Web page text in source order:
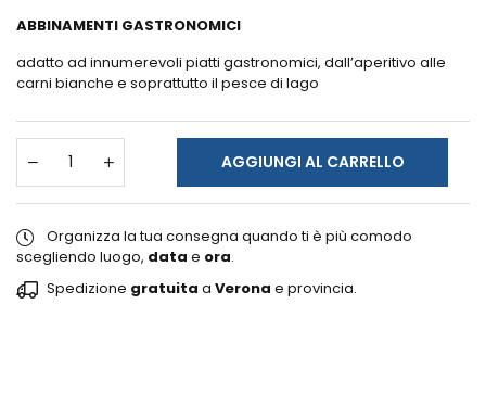
ABBINAMENTI GASTRONOMICI
adatto ad innumerevoli piatti gastronomici, dall’aperitivo alle
carni bianche e soprattutto il pesce di lago
AGGIUNGI AL CARRELLO
Organizza la tua consegna quando ti è più comodo
scegliendo luogo, data e ora.
Spedizione gratuita a Verona e provincia.